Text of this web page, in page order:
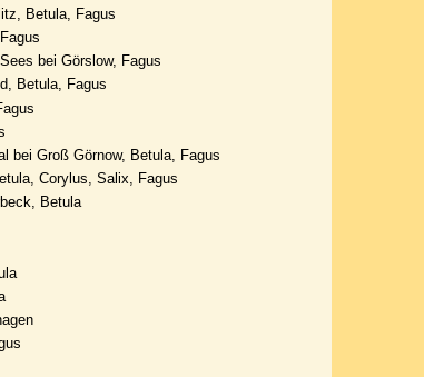
Betula, Fagus
bei Görslow, Fagus
Betula, Fagus
Groß Görnow, Betula, Fagus
Corylus, Salix, Fagus
Betula